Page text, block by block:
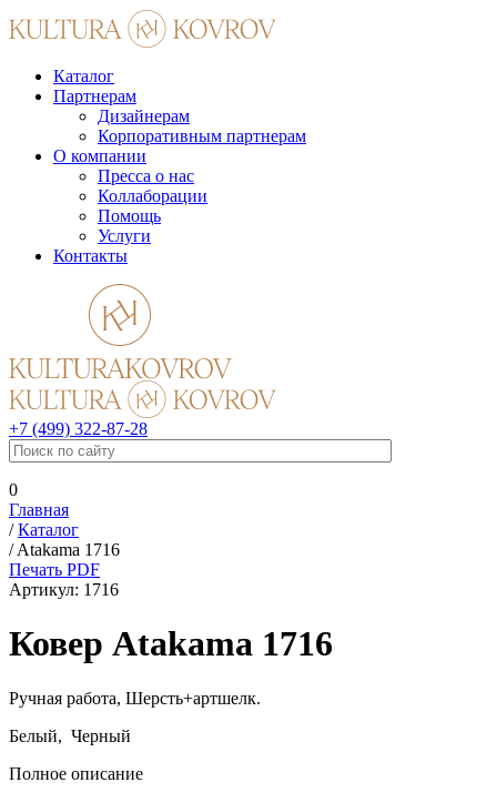
Каталог
Партнерам
Дизайнерам
Корпоративным партнерам
О компании
Пресса о нас
Коллаборации
Помощь
Услуги
Контакты
+7 (499) 322-87-28
0
Главная
/Каталог
/Atakama 1716
Печать PDF
Артикул: 1716
Ковер Atakama 1716
Ручная работа, Шерсть+артшелк.
Белый, Черный
Полное описание